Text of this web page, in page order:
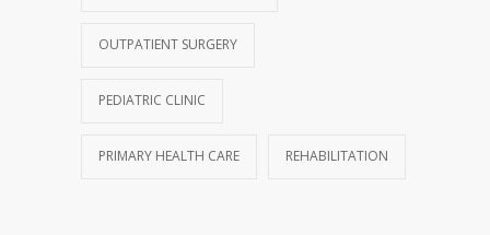
OUTPATIENT SURGERY
PEDIATRIC CLINIC
PRIMARY HEALTH CARE REHABILITATION